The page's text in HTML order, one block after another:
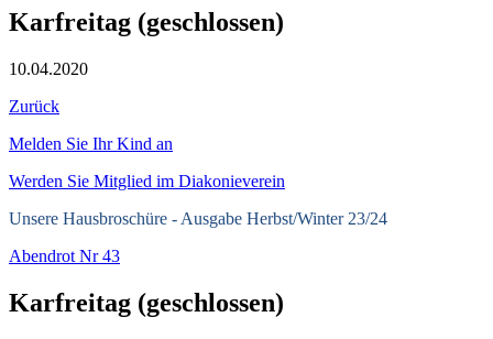
Karfreitag (geschlossen)
10.04.2020
Zurück
Melden Sie Ihr Kind an
Werden Sie Mitglied im Diakonieverein
Unsere Hausbroschüre - Ausgabe Herbst/Winter 23/24
Abendrot Nr 43
Karfreitag (geschlossen)